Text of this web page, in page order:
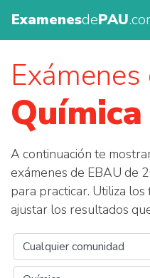
ExamenesdePAU
Química
A continuación te
exámenes de EBAU de
para practicar. Utiliza
ajustar los resultados